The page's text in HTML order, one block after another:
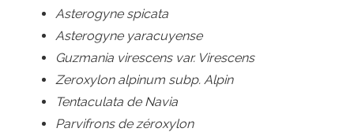
Asterogyne spicata
Asterogyne yaracuyense
Guzmania virescens var. Virescens
Zeroxylon alpinum subp. Alpin
Tentaculata de Navia
Parvifrons de zéroxylon